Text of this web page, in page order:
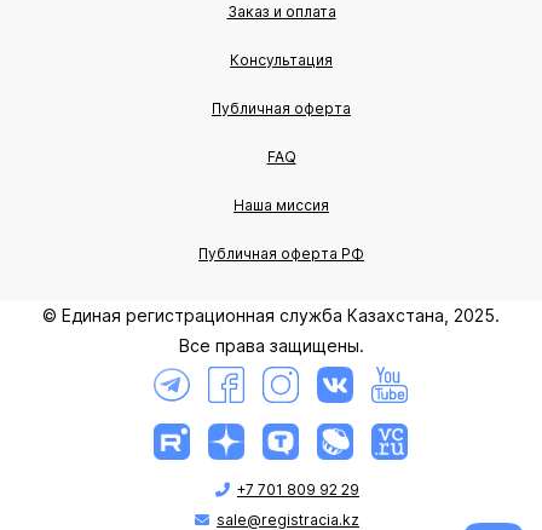
Заказ и оплата
Консультация
Публичная оферта
FAQ
Наша миссия
Публичная оферта РФ
© Единая регистрационная служба Казахстана, 2025.
Все права защищены.
+7 701 809 92 29
sale@registracia.kz